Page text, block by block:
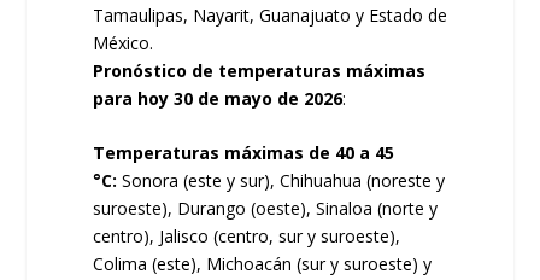
Tamaulipas, Nayarit, Guanajuato y Estado de
México.
Pronóstico de temperaturas máximas
para hoy 30 de mayo de 2026:
Temperaturas máximas de 40 a 45
°C: Sonora (este y sur), Chihuahua (noreste y
suroeste), Durango (oeste), Sinaloa (norte y
centro), Jalisco (centro, sur y suroeste),
Colima (este), Michoacán (sur y suroeste) y